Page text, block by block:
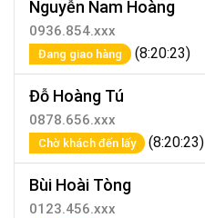
Nguyễn Nam Hoàng
0936.854.xxx
Đang giao hàng (8:20:23)
Đỗ Hoàng Tú
0878.656.xxx
Chờ khách đến lấy (8:20:23)
Bùi Hoài Tòng
0123.456.xxx